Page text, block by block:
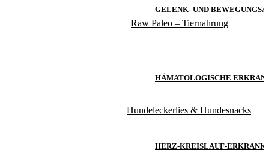
GELENK- UND
HÄMATOLOGISCHE
HERZ-KREISLAUF-
Raw Paleo – Tiernahrung
Hundeleckerlies & Hundesnacks